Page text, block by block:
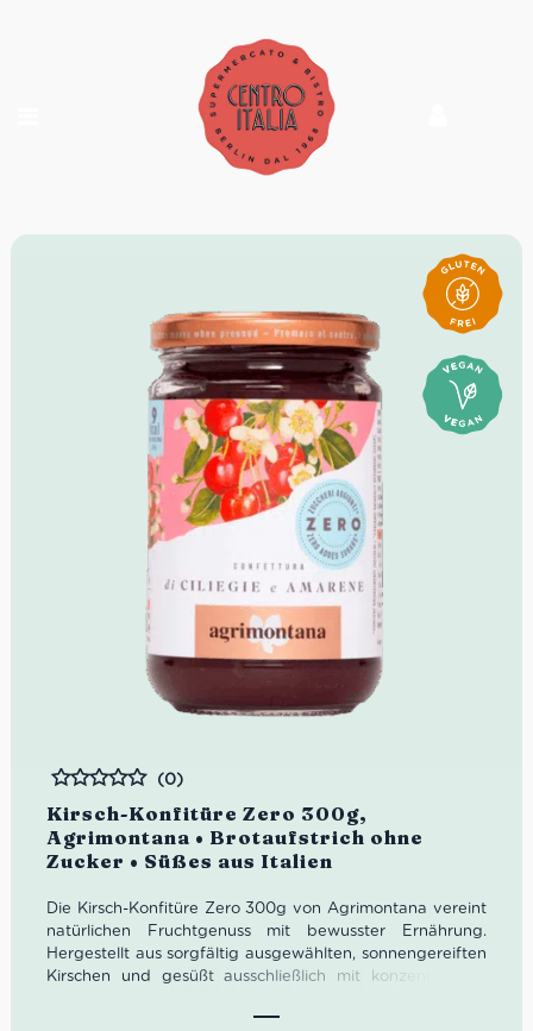
Kirsch-Konfitüre Zero 300g,
Agrimontana • Brotaufstrich ohne
Zucker • Süßes aus Italien
Bewertet
(0)
Die Kirsch-Konfitüre Zero 300g von Agrimontana vereint
natürlichen Fruchtgenuss mit bewusster Ernährung.
Hergestellt aus sorgfältig ausgewählten, sonnengereiften
Kirschen und gesüßt ausschließlich mit konzentriertem
zugesetzten Zucker aus – und dennoch mit vollem,